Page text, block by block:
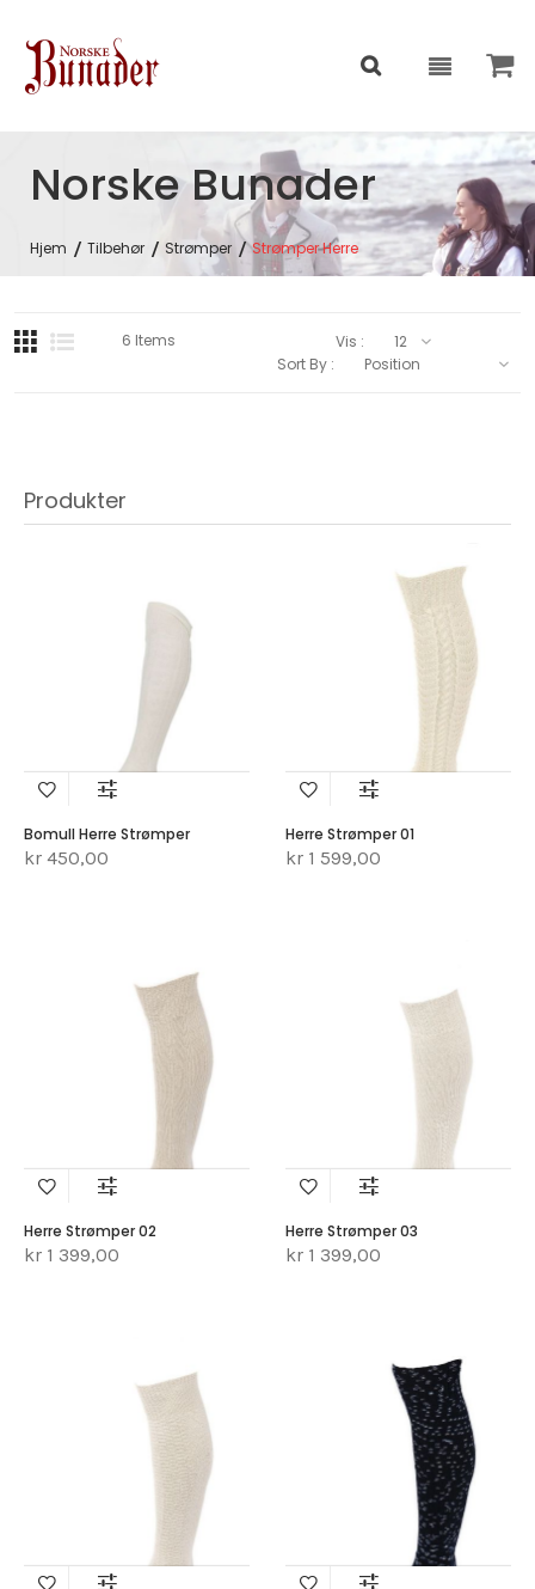
Norske Bunader
Hjem Tilbehør Strømper Strømper Herre
Produkter
Bomull Herre Strømper
kr 450,00
Herre Strømper 01
kr 1 599,00
Herre Strømper 02
kr 1 399,00
Herre Strømper 03
kr 1 399,00
6 Items
Vis :
Sort By :